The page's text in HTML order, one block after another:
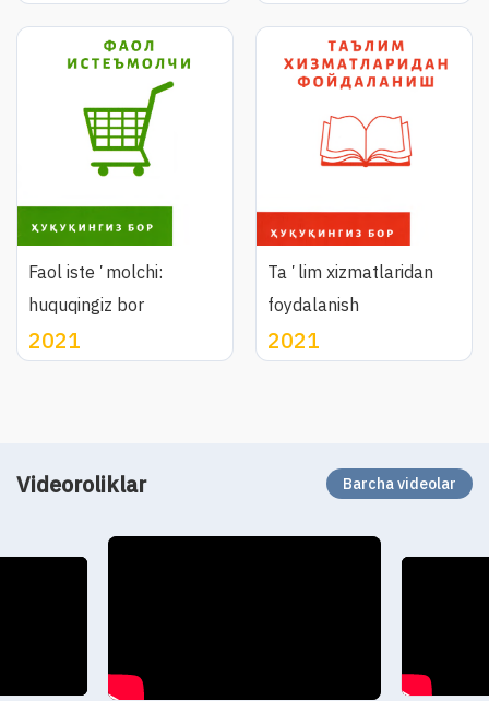
Faol isteʼmolchi:
huquqingiz bor
2021
Taʼlim xizmatlaridan
foydalanish
2021
Videoroliklar Barcha videolar